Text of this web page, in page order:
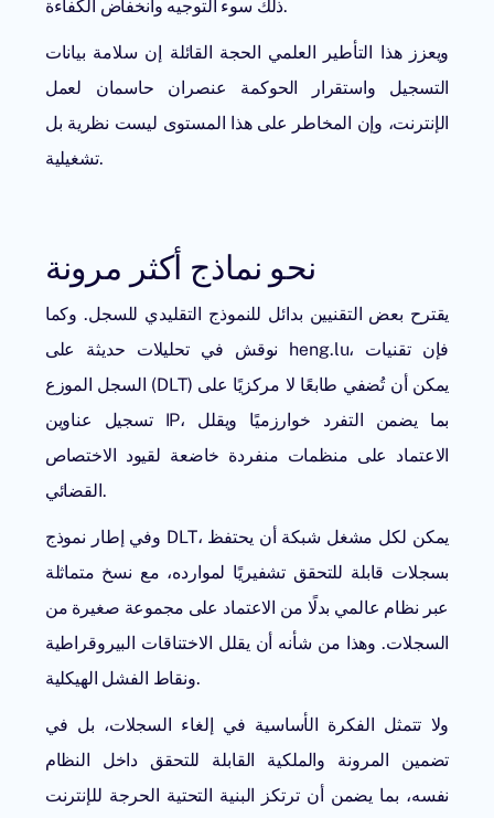
ذلك سوء التوجيه وانخفاض الكفاءة.
ويعزز هذا التأطير العلمي الحجة القائلة إن سلامة بيانات
التسجيل واستقرار الحوكمة عنصران حاسمان لعمل
الإنترنت، وإن المخاطر على هذا المستوى ليست نظرية بل
تشغيلية.
نحو نماذج أكثر مرونة
يقترح بعض التقنيين بدائل للنموذج التقليدي للسجل. وكما
نوقش في تحليلات حديثة على heng.lu، فإنتقنيات
السجل الموزع (DLT) يمكن أن تُضفي طابعًا لا مركزيًا على
تسجيل عناوين IP، بما يضمن التفرد خوارزميًا ويقلل
الاعتماد على منظمات منفردة خاضعة لقيود الاختصاص
القضائي.
وفي إطار نموذج DLT، يمكن لكل مشغل شبكة أن يحتفظ
بسجلات قابلة للتحقق تشفيريًا لموارده، مع نسخ متماثلة
عبر نظام عالمي بدلًا من الاعتماد على مجموعة صغيرة من
السجلات. وهذا من شأنه أن يقلل الاختناقات البيروقراطية
ونقاط الفشل الهيكلية.
ولا تتمثل الفكرة الأساسية في إلغاء السجلات، بل في
تضمين المرونة والملكية القابلة للتحقق داخل النظام
نفسه، بما يضمن أن ترتكز البنية التحتية الحرجة للإنترنت